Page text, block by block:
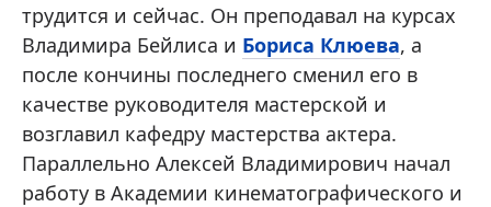
трудится и сейчас. Он преподавал на курсах
Владимира Бейлиса и Бориса Клюева, а
после кончины последнего сменил его в
качестве руководителя мастерской и
возглавил кафедру мастерства актера.
Параллельно Алексей Владимирович начал
работу в Академии кинематографического и